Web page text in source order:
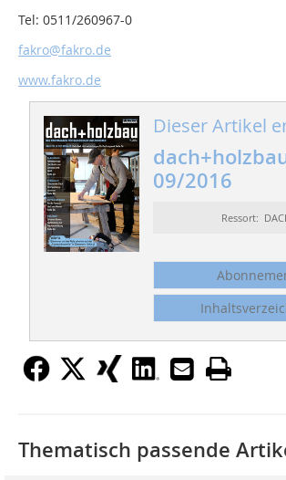
Tel: 0511/260967-0
fakro@fakro.de
www.fakro.de
Dieser Artikel
09/2016
Ressort:
Thematisch passende